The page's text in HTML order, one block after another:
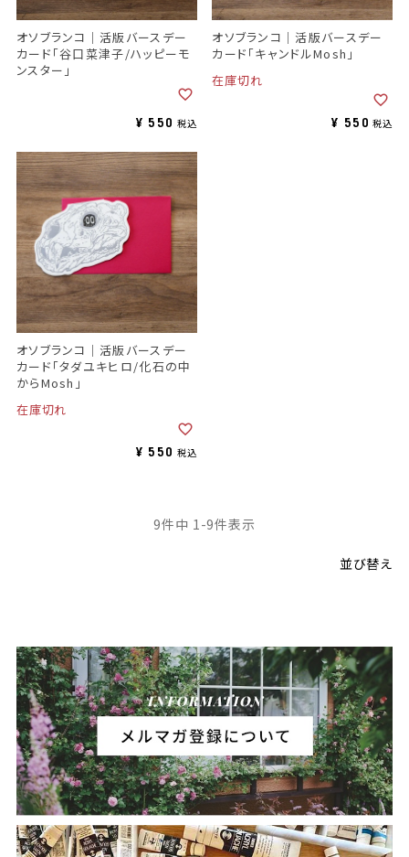
オソブランコ｜活版バースデー
カード「谷口菜津子/ハッピーモ
ンスター」
¥ 550 税込
オソブランコ｜活版バースデー
カード「キャンドルMosh」
在庫切れ
¥ 550 税込
オソブランコ｜活版バースデー
カード「タダユキヒロ/化石の中
からMosh」
在庫切れ
¥ 550 税込
並び替え
9件中 1-9件表示